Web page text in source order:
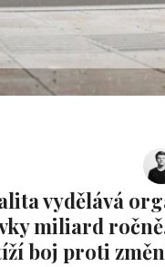
vydělává
miliard
boj proti